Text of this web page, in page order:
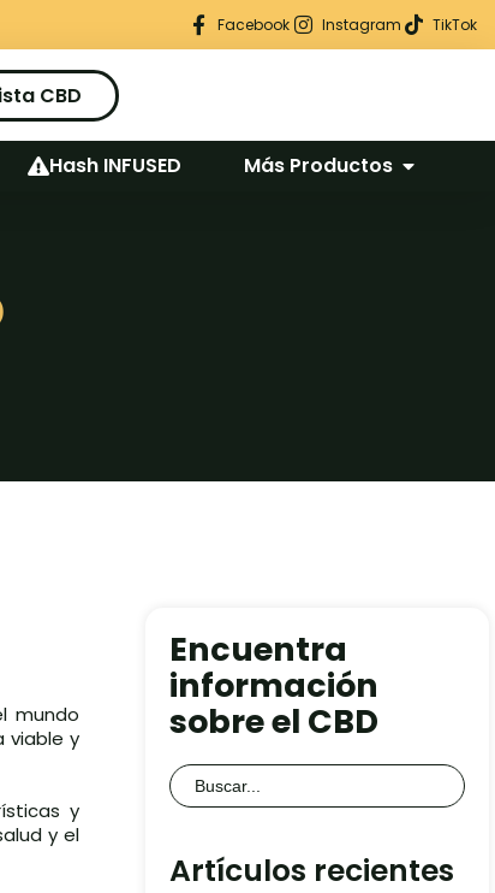
seguro en cada pedidoFacebook Instagram TikTok
CBD
Hash INFUSED Más Productos
mundo
viable y
y
y el
Encuentra
información
sobre el CBD
Buscar:
Artículos recientes